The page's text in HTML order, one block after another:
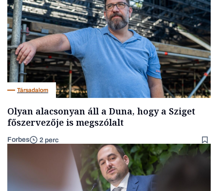
Társadalom
Olyan alacsonyan áll a Duna, hogy a Sziget
főszervezője is megszólalt
Forbes 2 perc